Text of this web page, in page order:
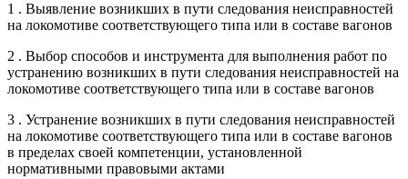
1 . Выявление возникших в пути следования неисправностей
на локомотиве соответствующего типа или в составе вагонов
2 . Выбор способов и инструмента для выполнения работ по
устранению возникших в пути следования неисправностей на
локомотиве соответствующего типа или в составе вагонов
3 . Устранение возникших в пути следования неисправностей
на локомотиве соответствующего типа или в составе вагонов
в пределах своей компетенции, установленной
нормативными правовыми актами